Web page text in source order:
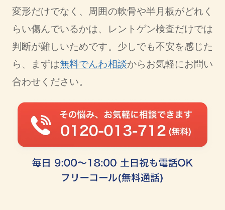
変形だけでなく、周囲の軟骨や半月板がどれく
らい傷んでいるかは、レントゲン検査だけでは
判断が難しいためです。少しでも不安を感じた
ら、まずは無料でんわ相談からお気軽にお問い
合わせください。